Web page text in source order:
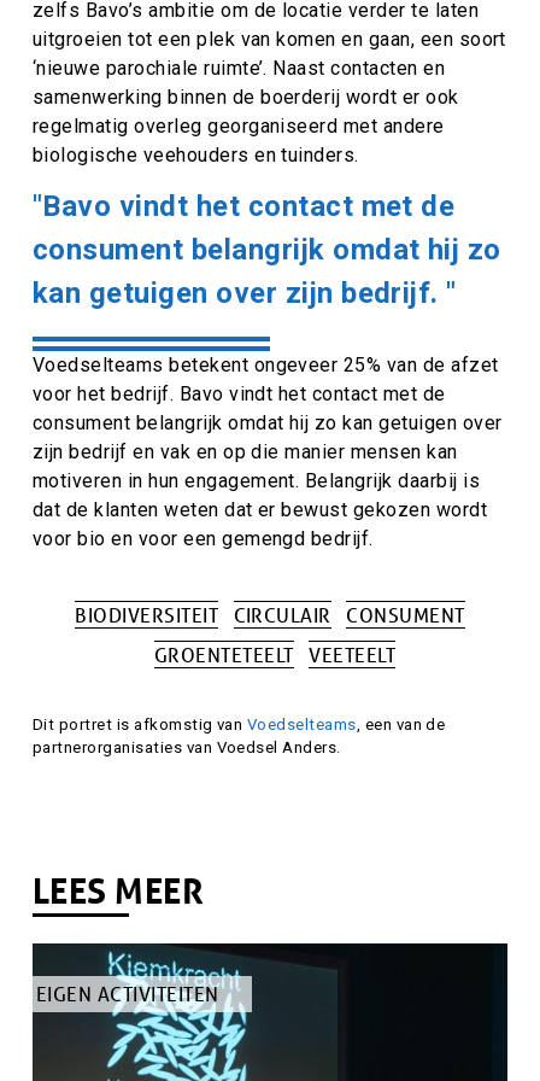
zelfs Bavo’s ambitie om de locatie verder te laten
uitgroeien tot een plek van komen en gaan, een soort
‘nieuwe parochiale ruimte’. Naast contacten en
samenwerking binnen de boerderij wordt er ook
regelmatig overleg georganiseerd met andere
biologische veehouders en tuinders.
"Bavo vindt het contact met de
consument belangrijk omdat hij zo
kan getuigen over zijn bedrijf. "
Voedselteams betekent ongeveer 25% van de afzet
voor het bedrijf. Bavo vindt het contact met de
consument belangrijk omdat hij zo kan getuigen over
zijn bedrijf en vak en op die manier mensen kan
motiveren in hun engagement. Belangrijk daarbij is
dat de klanten weten dat er bewust gekozen wordt
voor bio en voor een gemengd bedrijf.
BIODIVERSITEIT CIRCULAIR
CONSUMENT
GROENTETEELT
VEETEELT
Attributie
Dit portret is afkomstig van Voedselteams, een van de
partnerorganisaties van Voedsel Anders.
LEES MEER
TYPE
ARTIKEL
EIGEN ACTIVITEITEN